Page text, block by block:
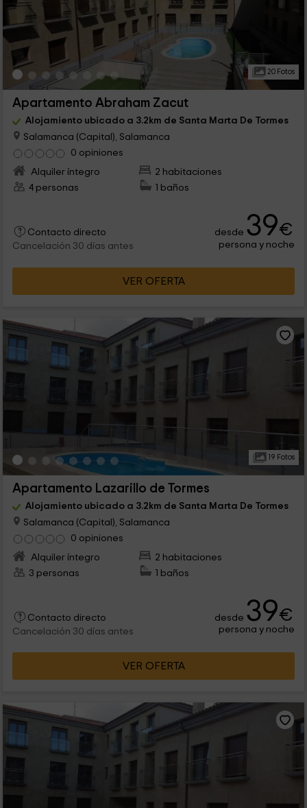
20 Fotos
Apartamento Abraham Zacut
Alojamiento ubicado a 3.2km de Santa Marta De Tormes
Salamanca (Capital), Salamanca
0 opiniones
Alquiler íntegro
2 habitaciones
4 personas
1 baños
Contacto directo
Cancelación 30 días antes
desde 39€
persona y noche
VER OFERTA
19 Fotos
Apartamento Lazarillo de Tormes
Alojamiento ubicado a 3.2km de Santa Marta De Tormes
Salamanca (Capital), Salamanca
0 opiniones
Alquiler íntegro
2 habitaciones
3 personas
1 baños
Contacto directo
Cancelación 30 días antes
desde 39€
persona y noche
VER OFERTA